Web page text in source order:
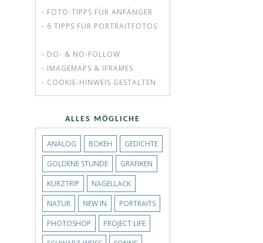
- FOTO-TIPPS FÜR ANFÄNGER
- 6 TIPPS FÜR PORTRAITFOTOS
- DO- & NO-FOLLOW
- IMAGEMAPS & IFRAMES
- COOKIE-HINWEIS GESTALTEN
ALLES MÖGLICHE
ANALOG BOKEH
GEDICHTE
GOLDENE STUNDE
GRAFIKEN
KURZTRIP
NAGELLACK
NATUR
NEW IN
PORTRAITS
PHOTOSHOP
PROJECT LIFE